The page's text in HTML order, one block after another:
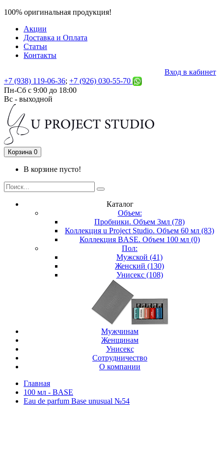
100% оригинальная продукция!
Акции
Доставка и Оплата
Статьи
Контакты
Вход в кабинет
+7 (938) 119-06-36; +7 (926) 030-55-70
Пн-Сб с 9:00 до 18:00
Вс - выходной
Корзина 0
В корзине пусто!
Каталог
Объем:
Пробники. Объем 3мл (78)
Коллекция u Project Studio. Объем 60 мл (83)
Коллекция BASE. Объем 100 мл (0)
Пол:
Мужской (41)
Женский (130)
Унисекс (108)
Мужчинам
Женщинам
Унисекс
Сотрудничество
О компании
Главная
100 мл - BASE
Eau de parfum Base unusual №54